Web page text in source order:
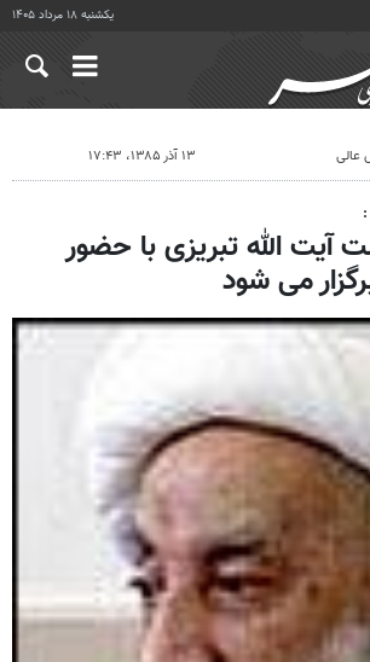
یکشنبه ۱۸ مرداد ۱۴۰۵
عالی ۱۳ آذر ۱۳۸۵، ۱۷:۴۳
آیت الله تبریزی با حضور
می شود